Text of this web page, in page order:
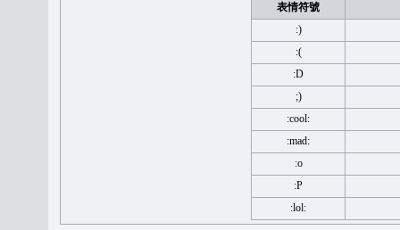
表情符號
:)
:(
:D
;)
:cool:
:mad:
:o
:P
:lol: